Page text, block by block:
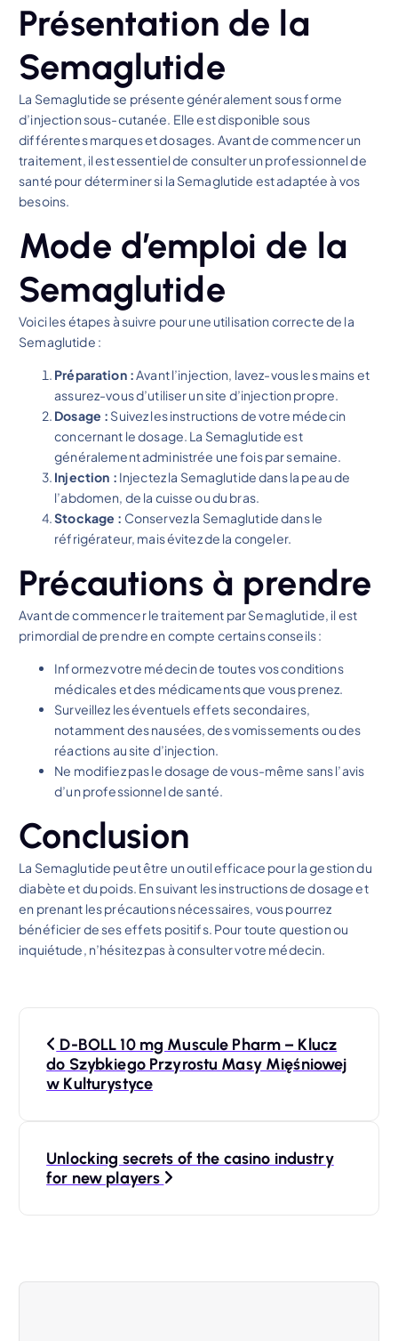
Présentation de la
Semaglutide
La Semaglutide se présente généralement sous forme
d’injection sous-cutanée. Elle est disponible sous
différentes marques et dosages. Avant de commencer un
traitement, il est essentiel de consulter un professionnel de
santé pour déterminer si la Semaglutide est adaptée à vos
besoins.
Mode d’emploi de la
Semaglutide
Voici les étapes à suivre pour une utilisation correcte de la
Semaglutide :
Préparation :Avant l’injection, lavez-vous les mains et
assurez-vous d’utiliser un site d’injection propre.
Dosage : Suivez les instructions de votre médecin
concernant le dosage. La Semaglutide est
généralement administrée une fois par semaine.
Injection : Injectez la Semaglutide dans la peau de
l’abdomen, de la cuisse ou du bras.
Stockage : Conservez la Semaglutide dans le
réfrigérateur, mais évitez de la congeler.
Précautions à prendre
Avant de commencer le traitement par Semaglutide, il est
primordial de prendre en compte certains conseils :
Informez votre médecin de toutes vos conditions
médicales et des médicaments que vous prenez.
Surveillez les éventuels effets secondaires,
notamment des nausées, des vomissements ou des
réactions au site d’injection.
Ne modifiez pas le dosage de vous-même sans l’avis
d’un professionnel de santé.
Conclusion
La Semaglutide peut être un outil efficace pour la gestion du
diabète et du poids. En suivant les instructions de dosage et
en prenant les précautions nécessaires, vous pourrez
bénéficier de ses effets positifs. Pour toute question ou
inquiétude, n’hésitez pas à consulter votre médecin.
s
D-BOLL 10 mg Muscule Pharm – Klucz
do Szybkiego Przyrostu Masy Mięśniowej
w Kulturystyce
Unlocking secrets of the casino industry
for new players